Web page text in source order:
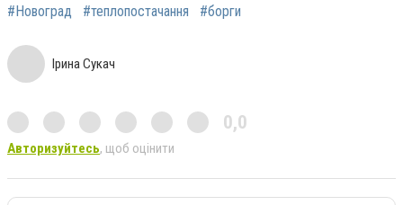
#Новоград #теплопостачання #борги
Ірина Сукач
0,0
Авторизуйтесь, щоб оцінити